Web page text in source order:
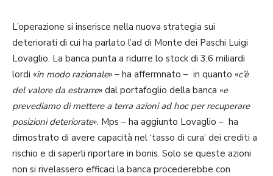
L’operazione si inserisce nella nuova strategia sui
deteriorati di cui ha parlato l’ad di Monte dei Paschi Luigi
Lovaglio. La banca punta a ridurre lo stock di 3,6 miliardi
lordi «in modo razionale» – ha affermnato – in quanto «c’è
del valore da estrarre» dal portafoglio della banca «e
prevediamo di mettere a terra azioni ad hoc per recuperare
posizioni deteriorate». Mps – ha aggiunto Lovaglio – ha
dimostrato di avere capacità nel ‘tasso di cura’ dei crediti a
rischio e di saperli riportare in bonis. Solo se queste azioni
non si rivelassero efficaci la banca procederebbe con